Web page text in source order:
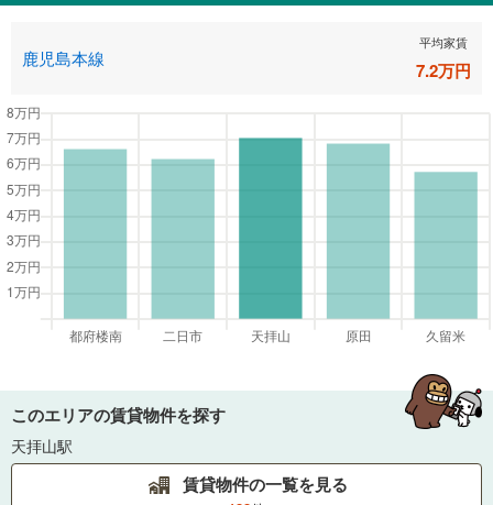
鹿児島本線
平均家賃
7.2万円
このエリアの賃貸物件を探す
天拝山駅
賃貸物件の一覧を見る